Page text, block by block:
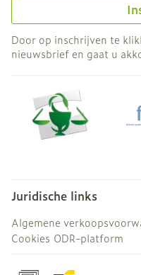
Door op inschrijven te
nieuwsbrief en gaat u
Juridische links
Algemene
Cookies ODR-platform